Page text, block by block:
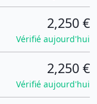
2,250 €
Vérifié aujourd'hui
2,250 €
Vérifié aujourd'hui